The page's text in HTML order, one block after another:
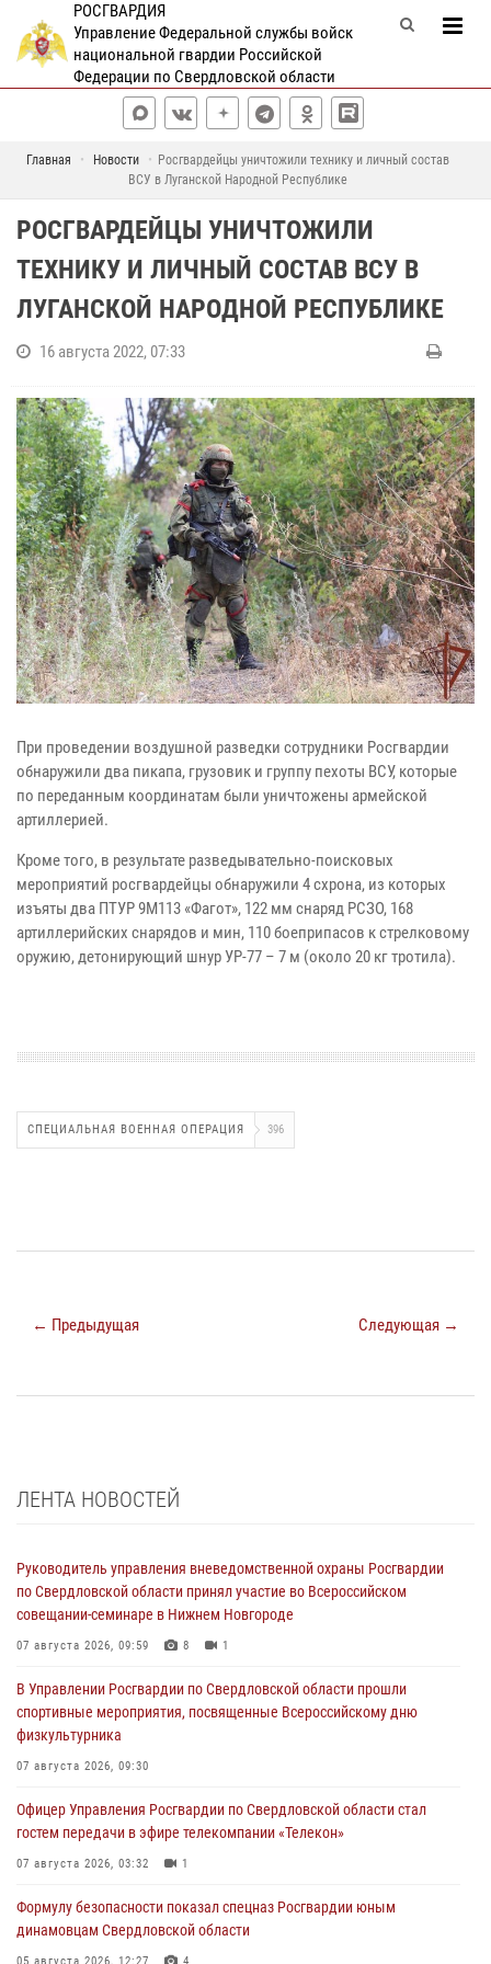
РОСГВАРДИЯ
Управление Федеральной службы войск
национальной гвардии Российской
Федерации по Свердловской области
Главная Новости
Росгвардейцы уничтожили технику и личный состав
ВСУ в Луганской Народной Республике
РОСГВАРДЕЙЦЫ УНИЧТОЖИЛИ
ТЕХНИКУ И ЛИЧНЫЙ СОСТАВ ВСУ В
ЛУГАНСКОЙ НАРОДНОЙ РЕСПУБЛИКЕ
16 августа 2022, 07:33
При проведении воздушной разведки сотрудники Росгвардии
обнаружили два пикапа, грузовик и группу пехоты ВСУ, которые
по переданным координатам были уничтожены армейской
артиллерией.
Кроме того, в результате разведывательно-поисковых
мероприятий росгвардейцы обнаружили 4 схрона, из которых
изъяты два ПТУР 9М113 «Фагот», 122 мм снаряд РСЗО, 168
артиллерийских снарядов и мин, 110 боеприпасов к стрелковому
оружию, детонирующий шнур УР-77 – 7 м (около 20 кг тротила).
СПЕЦИАЛЬНАЯ ВОЕННАЯ ОПЕРАЦИЯ 396
← Предыдущая Следующая →
ЛЕНТА НОВОСТЕЙ
Руководитель управления вневедомственной охраны Росгвардии
по Свердловской области принял участие во Всероссийском
совещании-семинаре в Нижнем Новгороде
07 августа 2026, 09:59 8 1
В Управлении Росгвардии по Свердловской области прошли
спортивные мероприятия, посвященные Всероссийскому дню
физкультурника
07 августа 2026, 09:30
Офицер Управления Росгвардии по Свердловской области стал
гостем передачи в эфире телекомпании «Телекон»
07 августа 2026, 03:32 1
Формулу безопасности показал спецназ Росгвардии юным
динамовцам Свердловской области
05 августа 2026, 12:27 4